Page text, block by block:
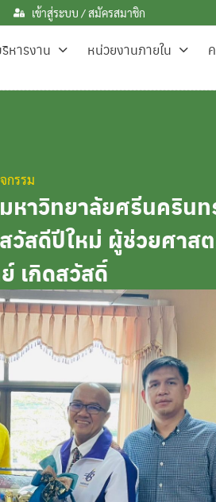
เข้าสู่ระบบ / สมัครสมาชิก
หารงาน หน่วยงานภายใน
กรรม
หาวิทยาลัยศรีนคริน
สดีปีใหม่ ผู้ช่วยศาส
เกิดสวัสดิ์